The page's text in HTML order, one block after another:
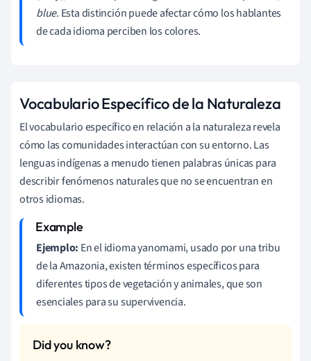
blue. Esta distinción puede afectar cómo los hablantes
de cada idioma perciben los colores.
Vocabulario Específico de la Naturaleza
El vocabulario específico en relación a la naturaleza revela
cómo las comunidades interactúan con su entorno. Las
lenguas indígenas a menudo tienen palabras únicas para
describir fenómenos naturales que no se encuentran en
otros idiomas.
Ejemplo: En el idioma yanomami, usado por una tribu
de la Amazonia, existen términos específicos para
diferentes tipos de vegetación y animales, que son
esenciales para su supervivencia.